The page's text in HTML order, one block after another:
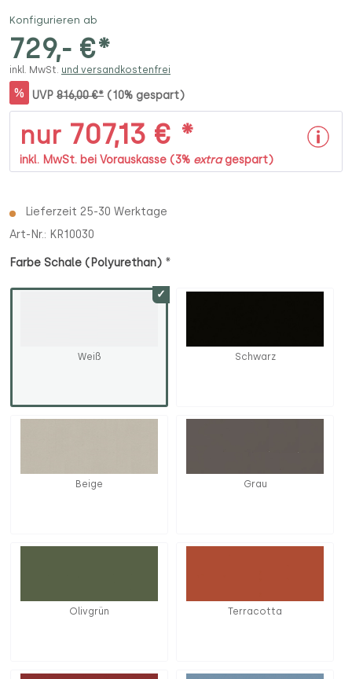
Konfigurieren ab
729,- €*
inkl. MwSt. und versandkostenfrei
% UVP 816,00 €* (10% gespart)
nur 707,13 € *
inkl. MwSt. bei Vorauskasse (3% extragespart)
Lieferzeit 25-30 Werktage
Art-Nr.: KR10030
Farbe Schale (Polyurethan) *
Weiß Schwarz
Beige Grau
Olivgrün Terracotta